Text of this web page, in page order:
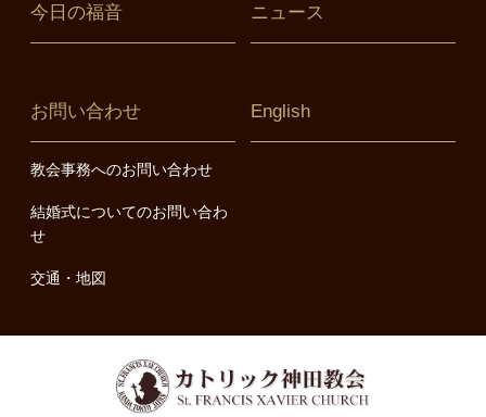
今日の福音 ニュース
お問い合わせ
教会事務へのお問い合わせ
結婚式についてのお問い合わ
せ
交通・地図
English